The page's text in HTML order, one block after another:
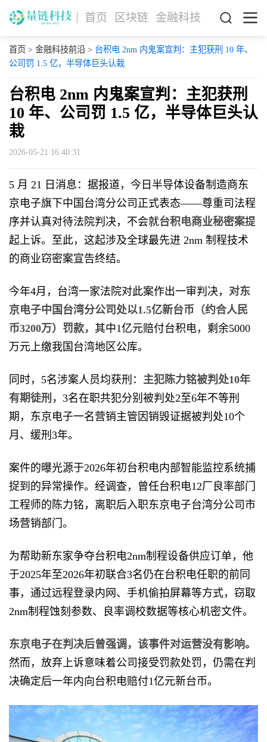
首页 区块链 金融科技
首页 > 金融科技前沿> 台积电 2nm 内鬼案宣判：主犯获刑 10 年、
公司罚 1.5 亿，半导体巨头认栽
台积电 2nm 内鬼案宣判：主犯获刑
10 年、公司罚 1.5 亿，半导体巨头认
栽
2026-05-21 16:40:31
5 月 21 日消息：据报道，今日半导体设备制造商东
京电子旗下中国台湾分公司正式表态——尊重司法程
序并认真对待法院判决，不会就台积电商业秘密案提
起上诉。至此，这起涉及全球最先进 2nm 制程技术
的商业窃密案宣告终结。
今年4月，台湾一家法院对此案作出一审判决， 对东
京电子中国台湾分公司处以1.5亿新台币（约合人民
币3200万）罚款， 其中1亿元赔付台积电，剩余5000
万元上缴我国台湾地区公库。
同时，5名涉案人员均获刑： 主犯陈力铭被判处10年
有期徒刑， 3名在职共犯分别被判处2至6年不等刑
期，东京电子一名营销主管因销毁证据被判处10个
月、缓刑3年。
案件的曝光源于2026年初台积电内部智能监控系统捕
捉到的异常操作。经调查，曾任台积电12厂良率部门
工程师的陈力铭，离职后入职东京电子台湾分公司市
场营销部门。
为帮助新东家争夺台积电2nm制程设备供应订单，他
于2025年至2026年初联合3名仍在台积电任职的前同
事，通过远程登录内网、手机偷拍屏幕等方式，窃取
2nm制程蚀刻参数、良率调校数据等核心机密文件。
东京电子在判决后曾强调，该事件对运营没有影响。
然而，放弃上诉意味着公司接受罚款处罚，仍需在判
决确定后一年内向台积电赔付1亿元新台币。